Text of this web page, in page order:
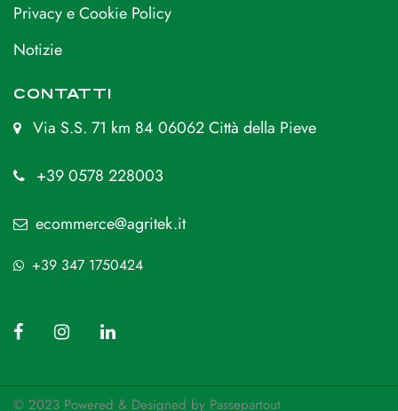
Privacy e Cookie Policy
Notizie
CONTATTI
Via S.S. 71 km 84 06062 Città della Pieve
+39 0578 228003
ecommerce@agritek.it
+39 347 1750424
© 2023 Powered & Designed by Passepartout